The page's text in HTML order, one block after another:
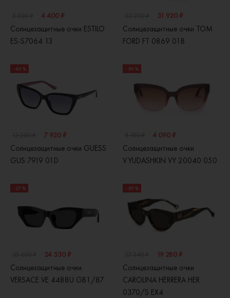
4 400 ₽
Солнцезащитные очки ESTILO
ES-S7064 13
31 920 ₽
Солнцезащитные очки TOM
FORD FT 0869 01B
- 40 %
7 920 ₽
Солнцезащитные очки GUESS
GUS 7919 01D
- 50 %
4 090 ₽
Солнцезащитные очки
V.YUDASHKIN VY 20040 050
- 27 %
24 530 ₽
Солнцезащитные очки
VERSACE VE 4488U GB1/87
- 30 %
19 280 ₽
Солнцезащитные очки
CAROLINA HERRERA HER
0370/S EX4